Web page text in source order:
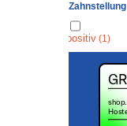
Zahnstellung
positiv (1)